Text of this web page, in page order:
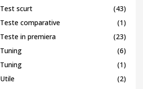
Test scurt
(43)
Teste comparative
(1)
Teste in premiera
(23)
Tuning
(6)
Tuning
(1)
Utile
(2)